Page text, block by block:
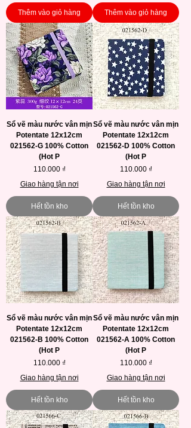
Thêm vào giỏ hàng Thêm vào giỏ hàng
Sổ vẽ màu nước vân mịn
Potentate 12x12cm
021562-G 100% Cotton
(Hot P
Giá
110.000 ₫
Giao hàng tận nơi
Hết tồn kho
Sổ vẽ màu nước vân mịn
Potentate 12x12cm
021562-D 100% Cotton
(Hot P
Giá
110.000 ₫
Giao hàng tận nơi
Hết tồn kho
Sổ vẽ màu nước vân mịn
Potentate 12x12cm
021562-B 100% Cotton
(Hot P
Giá
110.000 ₫
Giao hàng tận nơi
Hết tồn kho
Sổ vẽ màu nước vân mịn
Potentate 12x12cm
021562-A 100% Cotton
(Hot P
Giá
110.000 ₫
Giao hàng tận nơi
Hết tồn kho